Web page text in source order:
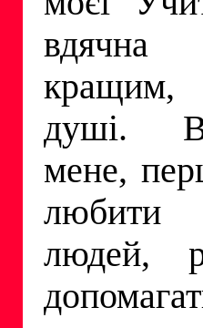
душi.
мене,
людей,